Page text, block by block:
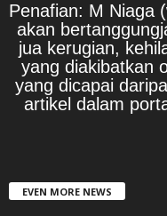
Penafian: M Niaga
akan
jua kerugian,
yang diakibatkan
yang dicapai
artikel dalam
EVEN MORE NEWS